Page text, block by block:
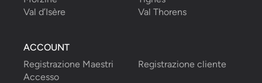
Val d’Isère
Val Thorens
ACCOUNT
Registrazione Maestri
Registrazione cliente
Accesso